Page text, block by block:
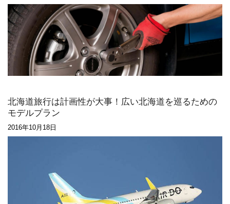
北海道旅行は計画性が大事！広い北海道を巡るための
モデルプラン
2016年10月18日